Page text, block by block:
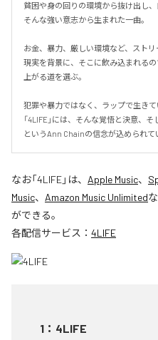
貧困や身の回りの環境から抜け出し
そんな強い意志から生まれた一曲。
お金、暴力、厳しい環境など、スト
現実を背景に、そこに飲み込まれる
上がる道を選ぶ。
犯罪や暴力ではなく、ラップで生きて
「4LIFE」には、そんな覚悟と決意、
というAnn Chainの信念が込められて
なお「4LIFE」は、 Apple Music、
Music、 Amazon Music Unlimited
ができる。
各配信サービス： 4LIFE
1 ： 4LIFE